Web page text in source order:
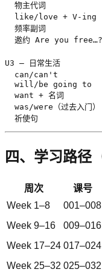
物主代词
like/love + V-ing
频率副词
邀约 Are you free…?
U3 — 日常生活
can/can't
will/be going to
want + 名词
was/were（过去入门
祈使句
四、学习路径
周次 课号
Week 1–8
001–008
Week 9–16
009–016
Week 17–24 017–024
Week 25–32 025–032